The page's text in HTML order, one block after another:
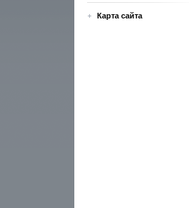
Карта сайта